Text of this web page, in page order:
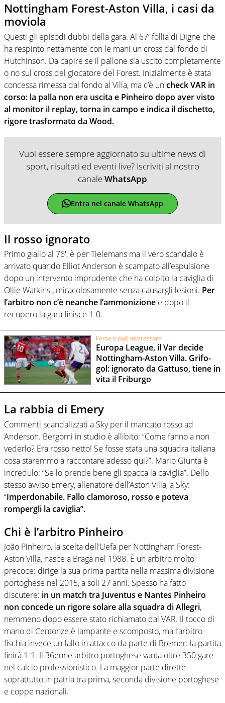
Nottingham Forest-Aston Villa, i casi da
moviola
Questi gli episodi dubbi della gara. Al 67′ follia di Digne che
ha respinto nettamente con le mani un cross dal fondo di
Hutchinson. Da capire se il pallone sia uscito completamente
o no sul cross del giocatore del Forest. Inizialmente è stata
concessa rimessa dal fondo al Villa, ma c’è uncheck VAR in
corso: la palla non era uscita e Pinheiro dopo aver visto
al monitor il replay, torna in campo e indica il dischetto,
rigore trasformato da Wood.
Vuoi essere sempre aggiornato su ultime news di
sport, risultati ed eventi live? Iscriviti al nostro
canaleWhatsApp
Entra nel canale WhatsApp
Il rosso ignorato
Primo giallo al 76′, è per Tielemans ma il vero scandalo è
arrivato quando Elliot Anderson è scampato all’espulsione
dopo un intervento imprudente che ha colpito la caviglia di
Ollie Watkins , miracolosamente senza causargli lesioni. Per
l’arbitro non c’è neanche l’ammonizione e dopo il
recupero la gara finisce 1-0.
Forse ti può interessare
Europa League, il Var decide
Nottingham-Aston Villa. Grifo-
gol: ignorato da Gattuso, tiene in
vita il Friburgo
La rabbia di Emery
Commenti scandalizzati a Sky per il mancato rosso ad
Anderson. Bergomi in studio è allibito: “Come fanno a non
vederlo? Era rosso netto! Se fosse stata una squadra italiana
cosa staremmo a raccontare adesso qui?”. Mario Giunta è
incredulo: “Se lo prende bene gli spacca la caviglia”. Dello
stesso avviso Emery, allenatore dell’Aston Villa, a Sky:
“Imperdonabile. Fallo clamoroso, rosso e poteva
rompergli la caviglia”.
Chi è l’arbitro Pinheiro
João Pinheiro, la scelta dell’Uefa per Nottingham Forest-
Aston Villa, nasce a Braga nel 1988. È un arbitro molto
precoce: dirige la sua prima partita nella massima divisione
portoghese nel 2015, a soli 27 anni. Spesso ha fatto
discutere: in un match tra Juventus e Nantes Pinheiro
non concede un rigore solare alla squadra di Allegri,
nemmeno dopo essere stato richiamato dal VAR. Il tocco di
mano di Centonze è lampante e scomposto, ma l’arbitro
fischia invece un fallo in attacco da parte di Bremer: la partita
finirà 1-1. Il 36enne arbitro portoghese vanta oltre 350 gare
nel calcio professionistico. La maggior parte dirette
soprattutto in patria tra prima, seconda divisione portoghese
e coppe nazionali.